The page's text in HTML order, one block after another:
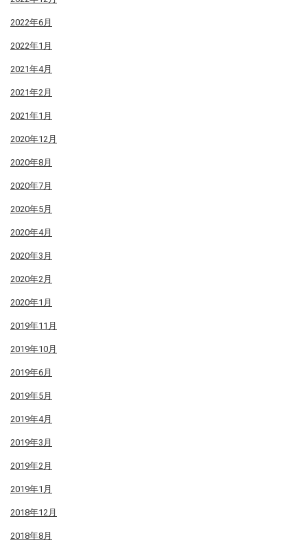
2022年6月
2022年1月
2021年4月
2021年2月
2021年1月
2020年12月
2020年8月
2020年7月
2020年5月
2020年4月
2020年3月
2020年2月
2020年1月
2019年11月
2019年10月
2019年6月
2019年5月
2019年4月
2019年3月
2019年2月
2019年1月
2018年12月
2018年8月